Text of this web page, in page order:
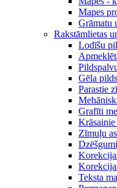
Mapes
Grāmatu
Rakstāmlietas
Lodīšu
Gēla
Parastie
Grafīti
Zīmuļu
Teksta